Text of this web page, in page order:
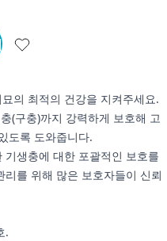
의 최적의 건강을 지켜주세요.
(구충)까지 강력하게 보호해 고
도록 도와줍니다.
생충에 대한 포괄적인 보호를
를 위해 많은 보호자들이 신뢰
.